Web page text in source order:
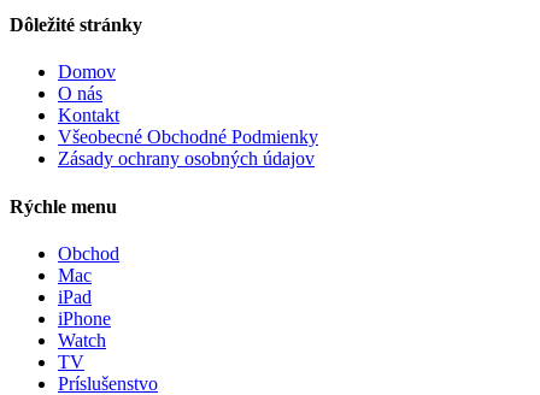
Dôležité stránky
Domov
O nás
Kontakt
Všeobecné Obchodné Podmienky
Zásady ochrany osobných údajov
Rýchle menu
Obchod
Mac
iPad
iPhone
Watch
TV
Príslušenstvo